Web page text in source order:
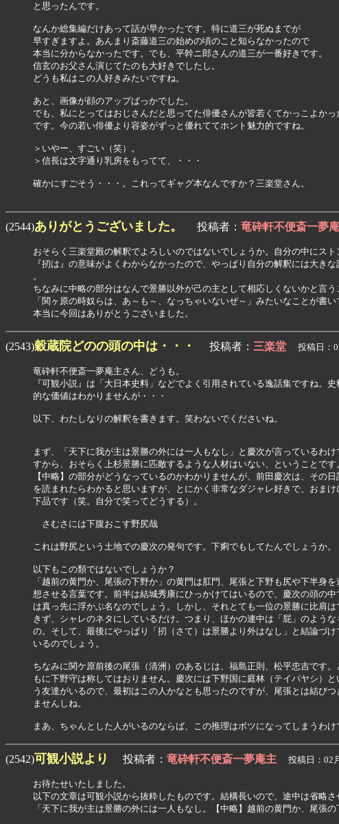
と思ったんです。
なんか総集編だけあって話が早かったです。特に道三が死ぬまでが
早すぎますよ。あんまり斎藤道三の始めの頃のこと知らなかったので
本当に分からなかったです。でも、平幹ニ郎さんの道三が一番好きです。
信玄のお父さん演じてたのも大好きでしたし。
どうも私はこの人好きみたいですね。
あと、画像が顔のアップばっかでした。
でも、私にとってはおじさんだと思ってた俳優さんが皆若くてかっこよかっ
です。今の若い俳優より容姿がずっと優れててホント魅力的ですね。
＞いやー、すごい（笑）。
＞信長は文字通り乳房をもってて、・・・
確かにすごそう・・・。これってギャグ本なんですか？三楽堂さん。
(2544)ありがとうございました。 投稿者： 竜砕軒不便斎一夢
おそらく三楽堂殿の解釈でよろしいのではないでしょうか。自分の中にスト
『扨は』の意味がよくわからなかったので、やっぱり自分の解釈には大き
。
ちなみに中略の部分はなんで景勝以外が己の主として相応しくないかと言う
「関ヶ原の時奴らは、あ～も～、なっちゃいないぜ～」みたいなことが書い
本当に今回はありがとうございました。
(2543)穀蔵院どのの頭の中は・・・ 投稿者： 三楽堂 投稿日：
竜砕軒不便斎一夢庵主さん、どうも。
『可観小説』は「大日本史料」などでよく引用されている逸話集ですね。史
的な価値はわかりませんが・・・
以下、わたしなりの解釈を書きます。笑わないでくださいね。
まず、「天下に我が主は景勝の外には一人もなし」と慶次が言っているわけ
すから、おそらく上杉景勝に匹敵するような人材はいない、ということです
【中略】の部分がどうなっているのかわかりませんが、前田慶次は、その日
を読まれたらわかると思いますが、とにかく非常なダジャレ好きで、おまけ
下品です（笑。自分で笑ってどうする）。
さむさには下腹おこす野尻哉
これは野尻という土地での慶次の発句です。下痢でもしてたんでしょうか。
以下もこの類ではないでしょうか？
「越前の黄門か、尾張の下野か」の黄門は肛門、尾張と下野も尻や下半身を
想させる言葉です。前半は結城秀康にひっかけてはいるので、慶次の頭の中
は真っ先に浮かぶ名なのでしょう。しかし、それとても一位の景勝に比肩は
きず、シャレのネタにしているだけ。つまり、ほかの連中は「屁」のような
の。そして、最後にやっぱり「扨（さて）は景勝より外はなし」と結論づけ
いるのでしょう。
ちなみに関ケ原前後の尾張（清洲）のあるじは、福島正則、松平忠吉です。
もに下野守は称してはおりません。慶次には下野国に庭林（テイバヤシ）と
う友達がいるので、最初はこの人かなとも思ったのですが、尾張とは結びつ
ませんしね。
(2542)可観小説より 投稿者： 竜砕軒不便斎一夢庵主 投稿日：02
お待たせいたしました。
以下の文章は可観小説から抜粋したものです。結構長いので、途中は省略